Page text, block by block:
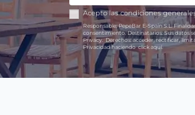
Acepto lascondiciones
Responsable:PepeBar E-Spain S.L.
consentimiento.Destinatarios:Sus datos
Privacy.Derechos:acceder, rectificar,
Privacidad haciendoclick aquí.